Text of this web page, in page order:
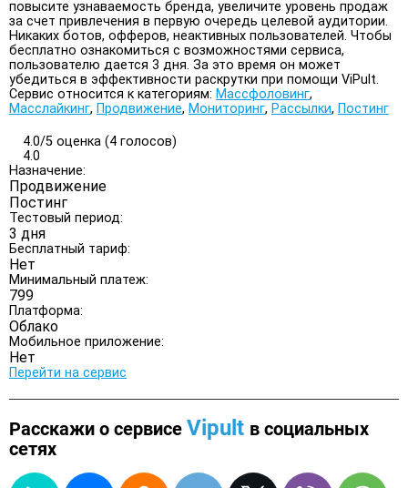
повысите узнаваемость бренда, увеличите уровень продаж
за счет привлечения в первую очередь целевой аудитории.
Никаких ботов, офферов, неактивных пользователей. Чтобы
бесплатно ознакомиться с возможностями сервиса,
пользователю дается 3 дня. За это время он может
убедиться в эффективности раскрутки при помощи ViPult.
Сервис относится к категориям: Массфоловинг,
Масслайкинг, Продвижение, Мониторинг, Рассылки, Постинг
4.0/5 оценка (4 голосов)
4.0
Назначение:
Продвижение
Постинг
Тестовый период:
3 дня
Бесплатный тариф:
Нет
Минимальный платеж:
799
Платформа:
Облако
Мобильное приложение:
Нет
Перейти на сервис
Расскажи о сервисе Vipult в социальных
сетях